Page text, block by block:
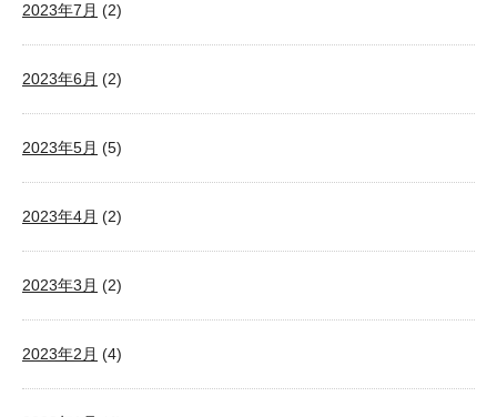
2023年7月 (2)
2023年6月 (2)
2023年5月 (5)
2023年4月 (2)
2023年3月 (2)
2023年2月 (4)